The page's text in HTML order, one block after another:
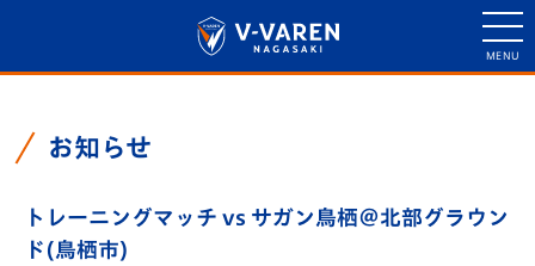
お知らせ
トレーニングマッチ vs サガン鳥栖＠北部グラウン
ド(鳥栖市)